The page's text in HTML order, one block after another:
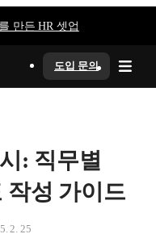
만든 HR 셋업
도입 문의
: 직무별
작성 가이드
2. 25